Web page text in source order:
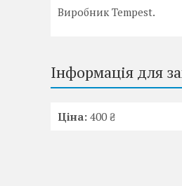
Виробник Tempest.
Інформація для
Ціна: 400 ₴